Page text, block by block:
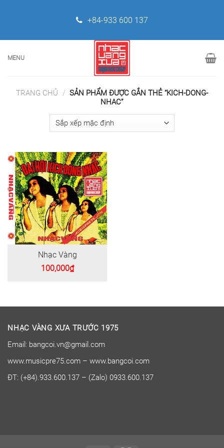
+84-933 600 137
MENU
TRANG CHỦ / SẢN PHẨM ĐƯỢC GẮN THẺ “KICH-DONG-
NHAC”
Nhạc Vàng
100,000₫
NHẠC VÀNG XƯA TRƯỚC 1975
Email: bangcoi.vn@gmail.com
www.musicpre75.com – www.bangcoi.com
ĐT: (+84).933.600.137 – (Zalo) 0933.600.137